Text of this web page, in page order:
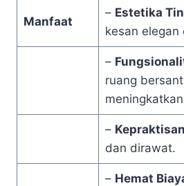
Manfaat
– Estetika
kesan elegan
–
ruang
–
dan dirawat.
– Hemat